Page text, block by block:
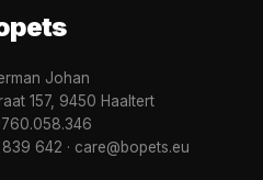
Johan
157, 9450 Haaltert
642 · care@bopets.eu